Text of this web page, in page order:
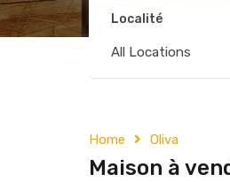
Localité
All Locations
Home Oliva
Maison à